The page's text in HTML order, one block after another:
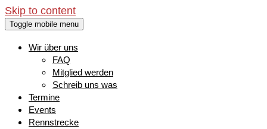
Skip to content
Toggle mobile menu
Wir über uns
FAQ
Mitglied werden
Schreib uns was
Termine
Events
Rennstrecke